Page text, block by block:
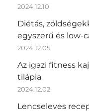
2024.12.10
Diétás,
egyszerű és low-
2024.12.05
Az igazi fitness
tilápia
2024.12.02
Lencseleves